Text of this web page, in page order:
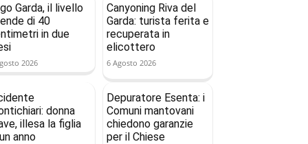
Garda, il livello
di 40
in due
2026
Canyoning Riva del
Garda: turista ferita e
recuperata in
elicottero
6 Agosto 2026
donna
illesa la figlia
anno
Depuratore Esenta: i
Comuni mantovani
chiedono garanzie
per il Chiese